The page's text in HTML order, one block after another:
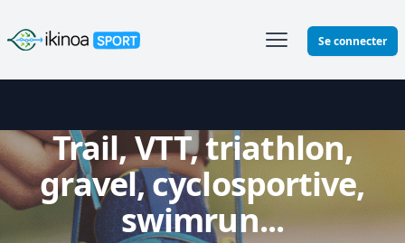
Ikinoa Sport Se connecter
Trail, VTT, triathlon,
gravel, cyclosportive,
swimrun...